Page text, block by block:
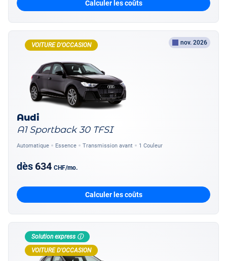
Calculer les coûts
VOITURE D'OCCASION nov. 2026
Audi
A1 Sportback 30 TFSI
Automatique Essence Transmission avant 1 Couleur
dès 634 CHF/mo.
Calculer les coûts
Solution express ⓘ
VOITURE D'OCCASION